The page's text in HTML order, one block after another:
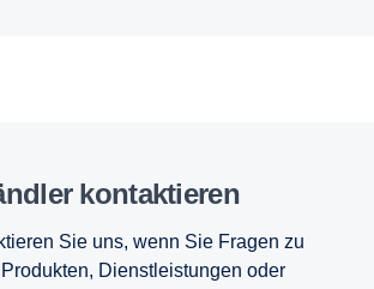
kontaktieren
Sie uns, wenn Sie Fragen zu
Dienstleistungen oder